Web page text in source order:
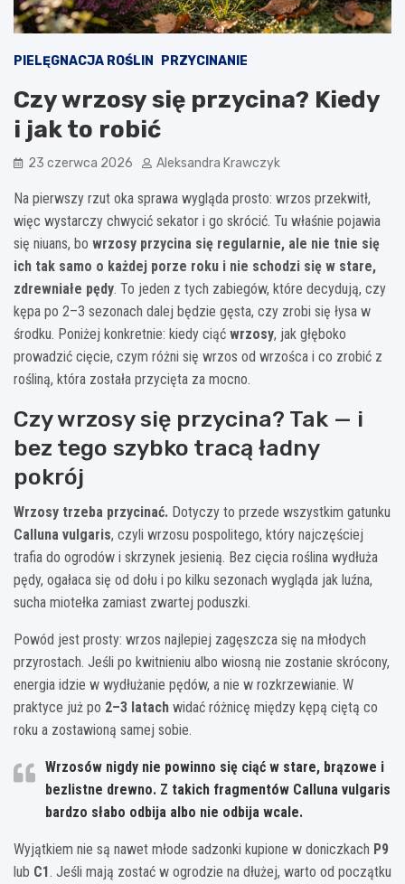
PIELĘGNACJA ROŚLIN PRZYCINANIE
Czy wrzosy się przycina? Kiedy
i jak to robić
23 czerwca 2026 Aleksandra Krawczyk
Na pierwszy rzut oka sprawa wygląda prosto: wrzos przekwitł,
więc wystarczy chwycić sekator i go skrócić. Tu właśnie pojawia
się niuans, bo wrzosy przycina się regularnie, ale nie tnie się
ich tak samo o każdej porze roku i nie schodzi się w stare,
zdrewniałe pędy. To jeden z tych zabiegów, które decydują, czy
kępa po 2–3 sezonach dalej będzie gęsta, czy zrobi się łysa w
środku. Poniżej konkretnie: kiedy ciąć wrzosy, jak głęboko
prowadzić cięcie, czym różni się wrzos od wrzośca i co zrobić z
rośliną, która została przycięta za mocno.
Czy wrzosy się przycina? Tak — i
bez tego szybko tracą ładny
pokrój
Wrzosy trzeba przycinać. Dotyczy to przede wszystkim gatunku
Calluna vulgaris, czyli wrzosu pospolitego, który najczęściej
trafia do ogrodów i skrzynek jesienią. Bez cięcia roślina wydłuża
pędy, ogałaca się od dołu i po kilku sezonach wygląda jak luźna,
sucha miotełka zamiast zwartej poduszki.
Powód jest prosty: wrzos najlepiej zagęszcza się na młodych
przyrostach. Jeśli po kwitnieniu albo wiosną nie zostanie skrócony,
energia idzie w wydłużanie pędów, a nie w rozkrzewianie. W
praktyce już po 2–3 latach widać różnicę między kępą ciętą co
roku a zostawioną samej sobie.
Wrzosów nigdy nie powinno się ciąć w stare, brązowe i
bezlistne drewno. Z takich fragmentów Calluna vulgaris
bardzo słabo odbija albo nie odbija wcale.
Wyjątkiem nie są nawet młode sadzonki kupione w doniczkach P9
lub C1. Jeśli mają zostać w ogrodzie na dłużej, warto od początku